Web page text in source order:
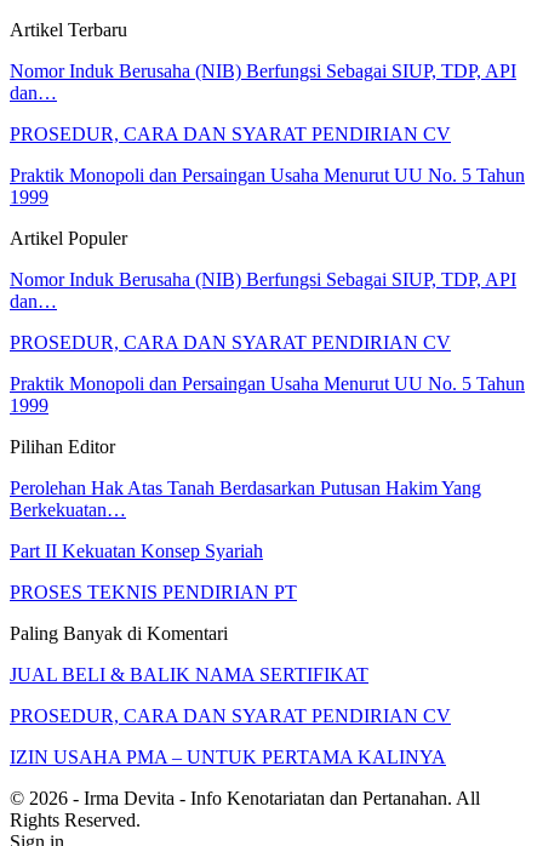
Artikel Terbaru
Nomor Induk Berusaha (NIB) Berfungsi Sebagai SIUP, TDP, API
dan…
PROSEDUR, CARA DAN SYARAT PENDIRIAN CV
Praktik Monopoli dan Persaingan Usaha Menurut UU No. 5 Tahun
1999
Artikel Populer
Nomor Induk Berusaha (NIB) Berfungsi Sebagai SIUP, TDP, API
dan…
PROSEDUR, CARA DAN SYARAT PENDIRIAN CV
Praktik Monopoli dan Persaingan Usaha Menurut UU No. 5 Tahun
1999
Pilihan Editor
Perolehan Hak Atas Tanah Berdasarkan Putusan Hakim Yang
Berkekuatan…
Part II Kekuatan Konsep Syariah
PROSES TEKNIS PENDIRIAN PT
Paling Banyak di Komentari
JUAL BELI & BALIK NAMA SERTIFIKAT
PROSEDUR, CARA DAN SYARAT PENDIRIAN CV
IZIN USAHA PMA – UNTUK PERTAMA KALINYA
© 2026 - Irma Devita - Info Kenotariatan dan Pertanahan. All
Rights Reserved.
Sign in